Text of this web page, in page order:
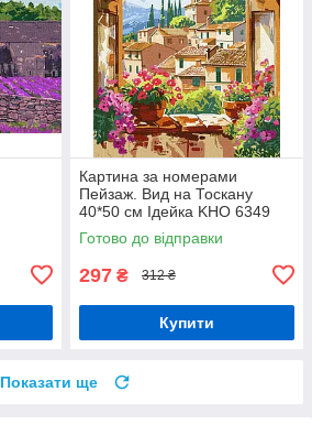
Картина за номерами
Пейзаж. Вид на Тоскану
40*50 см Ідейка KHO 6349
Готово до відправки
297 ₴ 312 ₴
Купити
Показати ще